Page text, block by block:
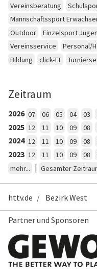
Vereinsberatung
Mannschaftssport
Outdoor
Einzelsport
Vereinsservice
Personal/
Bildung
click-TT
Zeitraum
2026 07 06 05 04 03
2025 12 11 10 09 08
2024 12 11 10 09 08
2023 12 11 10 09 08
mehr...
| Gesamter
httv.de Bezirk West
Partner und Sponsoren